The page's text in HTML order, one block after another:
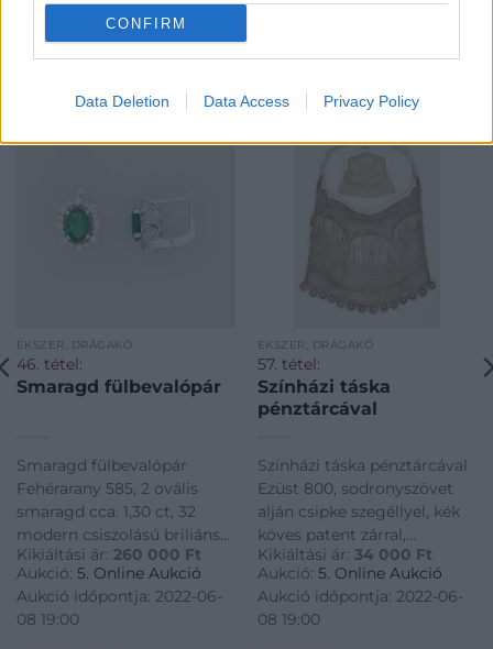
CONFIRM
Data Deletion Data Access Privacy Policy
ÉKSZER, DRÁGAKŐ
46. tétel:
Smaragd fülbevalópár
Smaragd fülbevalópár
Fehérarany 585, 2 ovális
smaragd cca. 1,30 ct, 32
modern csiszolású briliáns
cca. 0,42 ct, J, SI-P1, 3,1 g
Kikiáltási ár: 260 000 Ft
Aukció: 5. Online Aukció
Aukció időpontja: 2022-06-
08 19:00
ÉKSZER, DRÁGAKŐ
57. tétel:
Színházi táska
pénztárcával
Színházi táska pénztárcával
Ezüst 800, sodronyszövet
alján csipke szegéllyel, kék
köves patent zárral,
szarvasbőr béléssel, 1920
körül, 178,1 g, hiányos
Kikiáltási ár: 34 000 Ft
Aukció: 5. Online Aukció
Aukció időpontja: 2022-06-
08 19:00